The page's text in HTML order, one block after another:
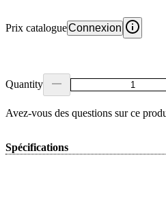
Prix catalogueConnexion
Quantity
Avez‑vous des questions sur ce
Spécifications